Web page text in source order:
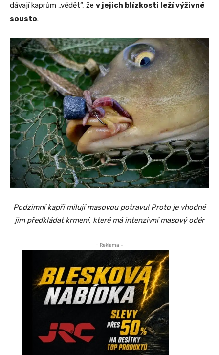
dávají kaprům „vědět“, že v jejich blízkosti leží výživné
sousto.
Podzimní kapři milují masovou potravu! Proto je vhodné
jim předkládat krmení, které má intenzivní masový odér
- Reklama -